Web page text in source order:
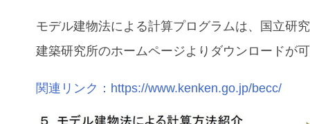
モデル建物法による計算プログラムは、国立研
建築研究所のホームページよりダウンロードが
関連リンク：https://www.kenken.go.jp/becc/